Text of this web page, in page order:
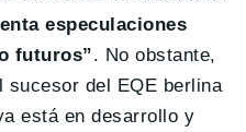
especulaciones
futuros”. No obstante,
sucesor del EQE berlina
está en desarrollo y